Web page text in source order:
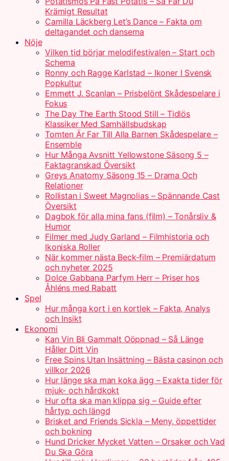
Krämigt Resultat
Camilla Läckberg Let’s Dance – Fakta om
deltagandet och danserna
Nöje
Vilken tid börjar melodifestivalen – Start och
Schema
Ronny och Ragge Karlstad – Ikoner I Svensk
Popkultur
Emmett J. Scanlan – Prisbelönt Skådespelare i
Fokus
The Day The Earth Stood Still – Tidlös
Klassiker Med Samhällsbudskap
Tomten Är Far Till Alla Barnen Skådespelare –
Ensemble
Hur Många Avsnitt Yellowstone Säsong 5 –
Faktagranskad Översikt
Greys Anatomy Säsong 15 – Drama Och
Relationer
Rollistan i Sweet Magnolias – Spännande Cast
Översikt
Dagbok för alla mina fans (film) – Tonårsliv &
Humor
Filmer med Judy Garland – Filmhistoria och
Ikoniska Roller
När kommer nästa Beck-film – Premiärdatum
och nyheter 2025
Dolce Gabbana Parfym Herr – Priser hos
Åhléns med Rabatt
Spel
Hur många kort i en kortlek – Fakta, Analys
och Insikt
Ekonomi
Kan Vin Bli Gammalt Oöppnad – Så Länge
Håller Ditt Vin
Free Spins Utan Insättning – Bästa casinon och
villkor 2026
Hur länge ska man koka ägg – Exakta tider för
mjuk- och hårdkokt
Hur ofta ska man klippa sig – Guide efter
hårtyp och längd
Brisket and Friends Sickla – Meny, öppettider
och bokning
Hund Dricker Mycket Vatten – Orsaker och Vad
Du Ska Göra